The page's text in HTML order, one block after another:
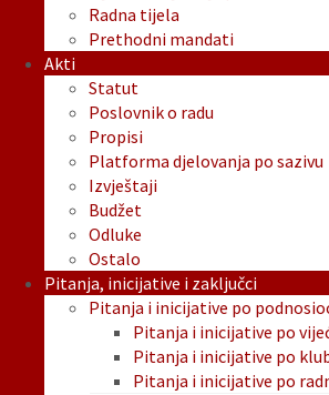
Radna tijela
Prethodni mandati
Akti
Statut
Poslovnik o radu
Propisi
Platforma djelovanja po sazivu
Izvještaji
Budžet
Odluke
Ostalo
Pitanja, inicijative i zaključci
Pitanja i inicijative po
Pitanja i inicijative po
Pitanja i inicijative po
Pitanja i inicijative po